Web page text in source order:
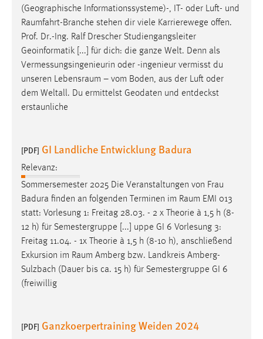
(Geographische Informationssysteme)-, IT- oder Luft- und
Raumfahrt-Branche stehen dir viele Karrierewege offen.
Prof. Dr.-Ing. Ralf Drescher Studiengangsleiter
Geoinformatik [...] für dich: die ganze Welt. Denn als
Vermessungsingenieurin oder -ingenieur vermisst du
unseren Lebensraum – vom Boden, aus der Luft oder
dem Weltall. Du ermittelst Geodaten und entdeckst
erstaunliche
[PDF] GI Landliche Entwicklung Badura
Relevanz:
Sommersemester 2025 Die Veranstaltungen von Frau
Badura finden an folgenden Terminen im Raum EMI 013
statt: Vorlesung 1: Freitag 28.03. - 2 x Theorie à 1,5 h (8-
12 h) für Semestergruppe [...] uppe GI 6 Vorlesung 3:
Freitag 11.04. - 1x Theorie à 1,5 h (8-10 h), anschließend
Exkursion im Raum Amberg bzw. Landkreis Amberg-
Sulzbach (Dauer bis ca. 15 h) für Semestergruppe GI 6
(freiwillig
[PDF] Ganzkoerpertraining Weiden 2024